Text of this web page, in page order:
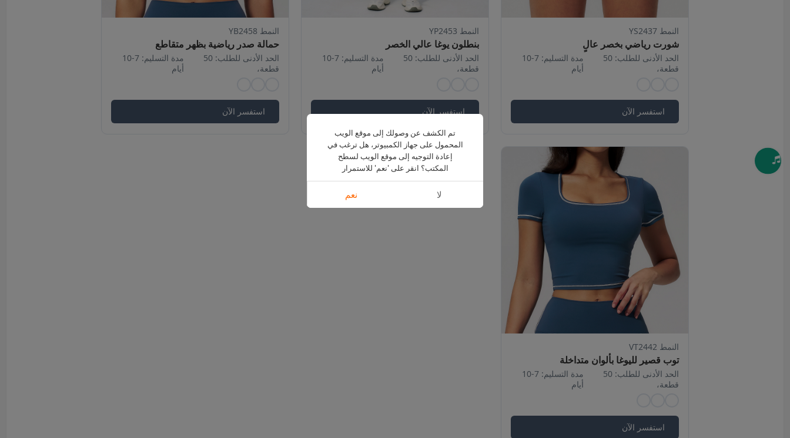
النمط YS2437
شورت رياضي بخصر عالٍ
الحد الأدنى للطلب: 50
قطعة،
مدة التسليم: 7-10
أيام
استفسر الآن
النمط YP2453
بنطلون يوغا عالي الخصر
الحد الأدنى للطلب: 50
قطعة،
مدة التسليم: 7-10
أيام
استفسر الآن
النمط YB2458
حمالة صدر رياضية بظهر متقاطع
الحد الأدنى للطلب: 50
قطعة،
مدة التسليم: 7-10
أيام
استفسر الآن
النمط VT2442
توب قصير لليوغا بألوان متداخلة
الحد الأدنى للطلب: 50
قطعة،
مدة التسليم: 7-10
أيام
استفسر الآن
تم الكشف عن وصولك إلى موقع الويب
المحمول على جهاز الكمبيوتر، هل ترغب في
إعادة التوجيه إلى موقع الويب لسطح
المكتب؟ انقر على 'نعم' للاستمرار
لا نعم